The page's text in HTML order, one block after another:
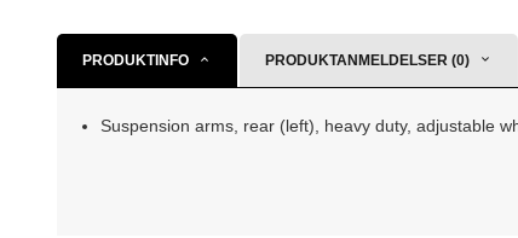
PRODUKTINFO PRODUKTANMELDELSER (0)
Suspension arms, rear (left), heavy duty, adjustable